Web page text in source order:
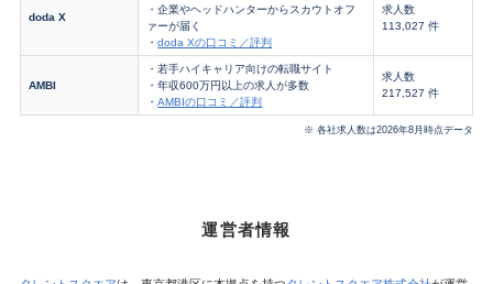
doda X
・企業やヘッドハンターからスカウトオフ
ァーが届く
・doda Xの口コミ／評判
求人数
113,027 件
AMBI
・若手ハイキャリア向けの転職サイト
・年収600万円以上の求人が多数
・AMBIの口コミ／評判
求人数
217,527 件
※ 各社求人数は2026年8月時点データ
運営者情報